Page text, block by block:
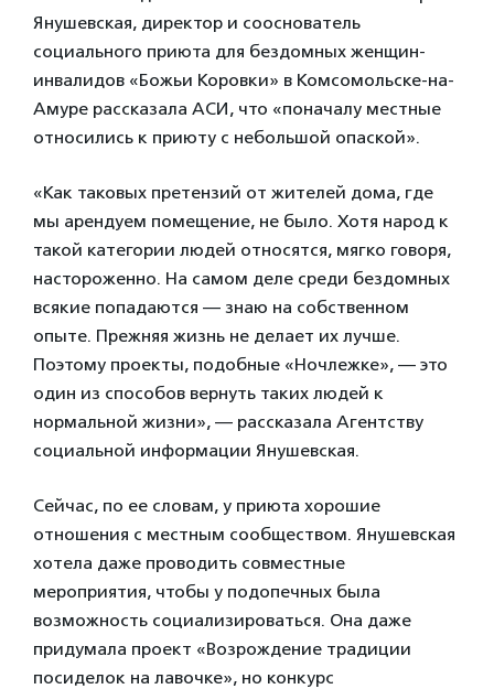
Янушевская, директор и сооснователь
социального приюта для бездомных женщин-
инвалидов «Божьи Коровки» в Комсомольске-на-
Амуре рассказала АСИ, что «поначалу местные
относились к приюту с небольшой опаской».
«Как таковых претензий от жителей дома, где
мы арендуем помещение, не было. Хотя народ к
такой категории людей относятся, мягко говоря,
настороженно. На самом деле среди бездомных
всякие попадаются — знаю на собственном
опыте. Прежняя жизнь не делает их лучше.
Поэтому проекты, подобные «Ночлежке», — это
один из способов вернуть таких людей к
нормальной жизни», — рассказала Агентству
социальной информации Янушевская.
Сейчас, по ее словам, у приюта хорошие
отношения с местным сообществом. Янушевская
хотела даже проводить совместные
мероприятия, чтобы у подопечных была
возможность социализироваться. Она даже
придумала проект «Возрождение традиции
посиделок на лавочке», но конкурс